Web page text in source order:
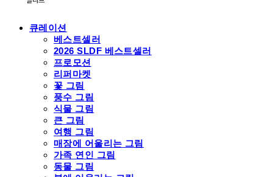
큐레이션
베스트셀러
2026 SLDF 베스트셀러
프로모션
리퍼마켓
꽃 그림
풍수 그림
식물 그림
큰 그림
여행 그림
매장에 어울리는 그림
가족 연인 그림
동물 그림